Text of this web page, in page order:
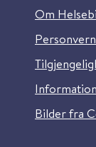
Om
Bilder fra